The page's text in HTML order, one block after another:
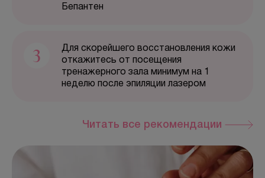
Бепантен
3
Для скорейшего восстановления кожи
откажитесь от посещения
тренажерного зала минимум на 1
неделю после эпиляции лазером
Читать все рекомендации